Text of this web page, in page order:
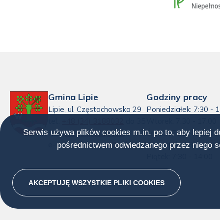
Gmina Lipie
Lipie, ul. Częstochowska 29
fax:+48 (34) 3188032
e-mail:sekretariat@uglipie.pl
Godziny pracy
Poniedziałek: 7:30 -
Środa : 7:30 - 15:30
Czwartek: 7:30 -
Serwis używa plików cookies m.in. po to, aby lepiej
pośrednictwem odwiedzanego przez niego
AKCEPTUJĘ WSZYSTKIE PLIKI COOKIES